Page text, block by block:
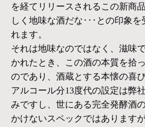
を経てリリースされるこの新商
しく地味な酒だな･･･との印象
れます。
それは地味なのではなく、滋味
かれたとき、この酒の本質を拾
のであり、酒蔵とする本懐の喜
アルコール分13度代の設定は弊
みですし、世にある完全発酵酒
かけないスペックではあります